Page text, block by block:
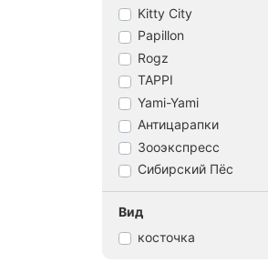
Kitty City
Papillon
Rogz
TAPPI
Yami-Yami
Антицарапки
Зооэкспресс
Сибирский Пёс
Вид
косточка